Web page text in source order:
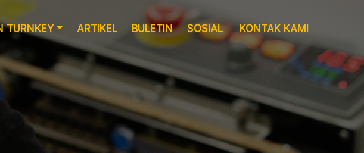
TURNKEY ARTIKEL BULETIN SOSIAL KONTAK KAMI